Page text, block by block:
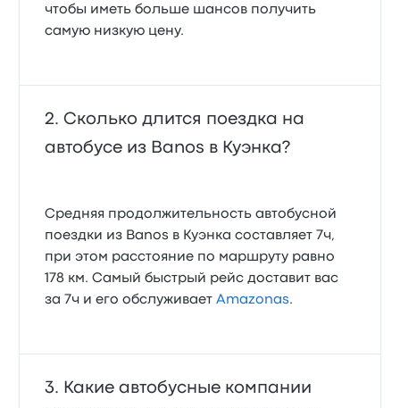
чтобы иметь больше шансов получить
самую низкую цену.
Сколько длится поездка на
автобусе из Banos в Куэнка?
Средняя продолжительность автобусной
поездки из Banos в Куэнка составляет 7ч,
при этом расстояние по маршруту равно
178 км. Самый быстрый рейс доставит вас
за 7ч и его обслуживаетAmazonas.
Какие автобусные компании